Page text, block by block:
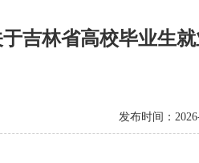
吉林省高校毕业生
发布时间：